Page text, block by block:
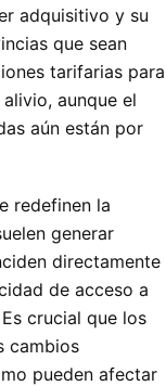
adquisitivo y su
que sean
tarifarias para
aunque el
aún están por
redefinen la
generar
directamente
de acceso a
crucial que los
cambios
pueden afectar